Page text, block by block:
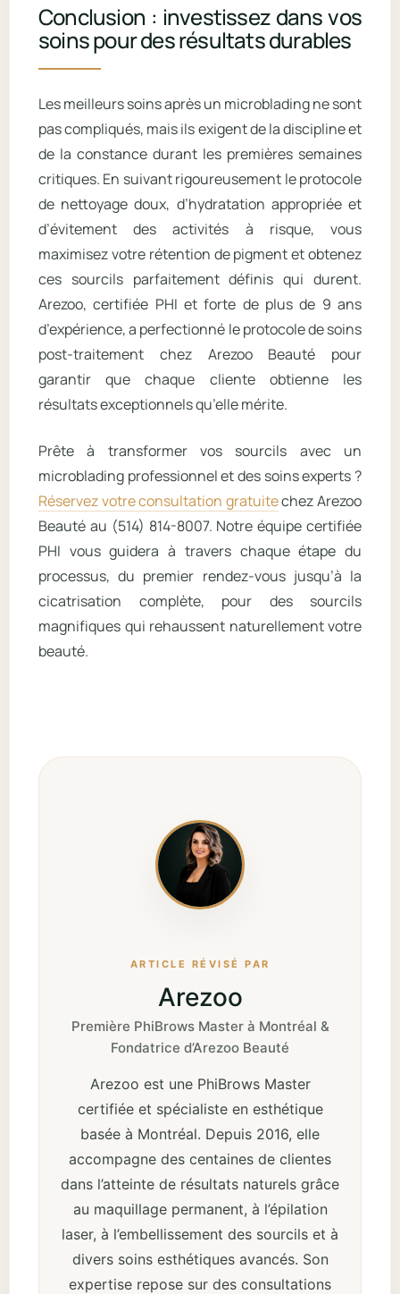
Conclusion : investissez dans vos
soins pour des résultats durables
Les meilleurs soins après un microblading ne sont
pas compliqués, mais ils exigent de la discipline et
de la constance durant les premières semaines
critiques. En suivant rigoureusement le protocole
de nettoyage doux, d’hydratation appropriée et
d’évitement des activités à risque, vous
maximisez votre rétention de pigment et obtenez
ces sourcils parfaitement définis qui durent.
Arezoo, certifiée PHI et forte de plus de 9 ans
d’expérience, a perfectionné le protocole de soins
post-traitement chez Arezoo Beauté pour
garantir que chaque cliente obtienne les
résultats exceptionnels qu’elle mérite.
Prête à transformer vos sourcils avec un
microblading professionnel et des soins experts ?
Réservez votre consultation gratuitechez Arezoo
Beauté au (514) 814-8007. Notre équipe certifiée
PHI vous guidera à travers chaque étape du
processus, du premier rendez-vous jusqu’à la
cicatrisation complète, pour des sourcils
magnifiques qui rehaussent naturellement votre
beauté.
ARTICLE RÉVISÉ PAR
Arezoo
Première PhiBrows Master à Montréal &
Fondatrice d’Arezoo Beauté
Arezoo est une PhiBrows Master
certifiée et spécialiste en esthétique
basée à Montréal. Depuis 2016, elle
accompagne des centaines de clientes
dans l’atteinte de résultats naturels grâce
au maquillage permanent, à l’épilation
laser, à l’embellissement des sourcils et à
divers soins esthétiques avancés. Son
expertise repose sur des consultations